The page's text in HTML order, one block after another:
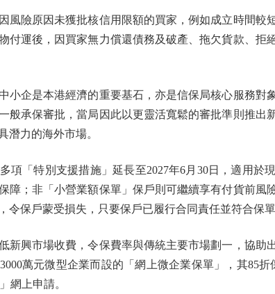
險原因未獲批核信用限額的買家，例如成立時間較
付運後，因買家無力償還債務及破產、拖欠貨款、拒
企是本港經濟的重要基石，亦是信保局核心服務對
般承保審批，當局因此以更靈活寬鬆的審批準則推出
潛力的海外市場。
「特別支援措施」延長至2027年6月30日，適用於現
障；非「小營業額保單」保戶則可繼續享有付貨前風
令保戶蒙受損失，只要保戶已履行合同責任並符合保
興市場收費，令保費率與傳統主要市場劃一，協助
萬元微型企業而設的「網上微企業保單」，其85
網上申請。